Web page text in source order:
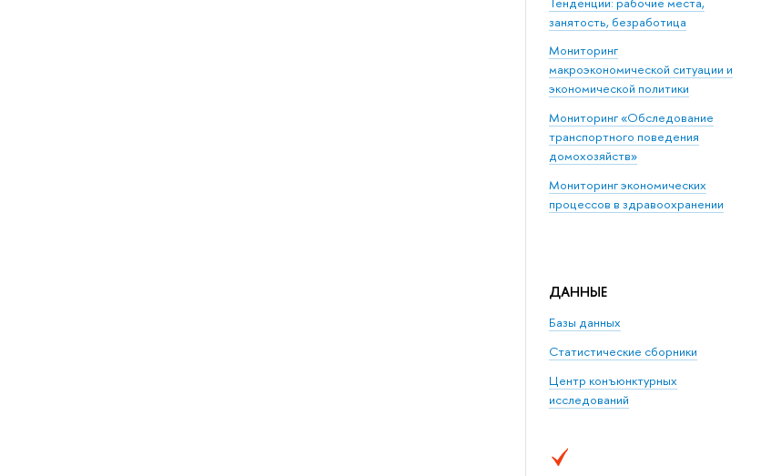
занятость, безработица
Мониторинг
макроэкономической ситуации и
экономической политики
Мониторинг «Обследование
транспортного поведения
домохозяйств»
Мониторинг экономических
процессов в здравоохранении
ДАННЫЕ
Базы данных
Статистические сборники
Центр конъюнктурных
исследований